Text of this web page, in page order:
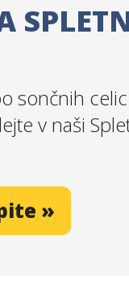
sončnih
v naši
»